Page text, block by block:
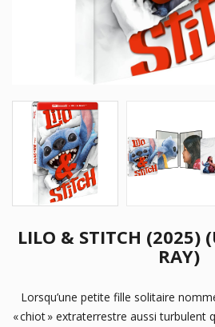
LILO & STITCH (2025)
RAY)
Lorsqu’une petite fille solitaire
« chiot » extraterrestre aussi turbulent